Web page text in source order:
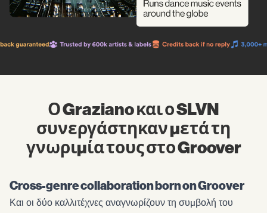
Ο Graziano και ο SLVN
συνεργάστηκαν μετά τη
γνωριμία τους στο Groover
Cross-genre collaboration born on Groover
Και οι δύο καλλιτέχνες αναγνωρίζουν τη συμβολή του